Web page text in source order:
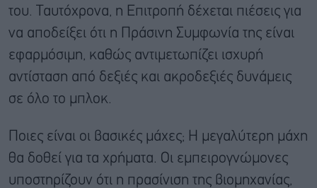
του. Ταυτόχρονα, η Επιτροπή δέχεται πιέσεις για
να αποδείξει ότι η Πράσινη Συμφωνία της είναι
εφαρμόσιμη, καθώς αντιμετωπίζει ισχυρή
αντίσταση από δεξιές και ακροδεξιές δυνάμεις
σε όλο το μπλοκ.
Ποιες είναι οι βασικές μάχες; Η μεγαλύτερη μάχη
θα δοθεί για τα χρήματα. Οι εμπειρογνώμονες
υποστηρίζουν ότι η πρασίνιση της βιομηχανίας,